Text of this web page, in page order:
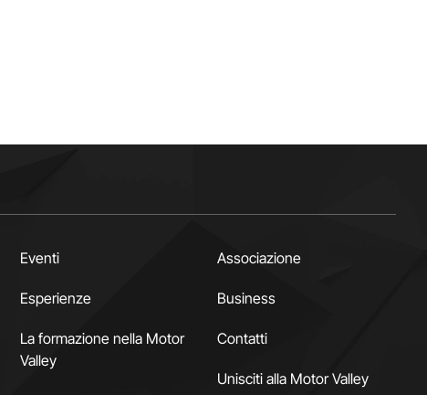
Eventi
Esperienze
La formazione nella Motor
Valley
Associazione
Business
Contatti
Unisciti alla Motor Valley